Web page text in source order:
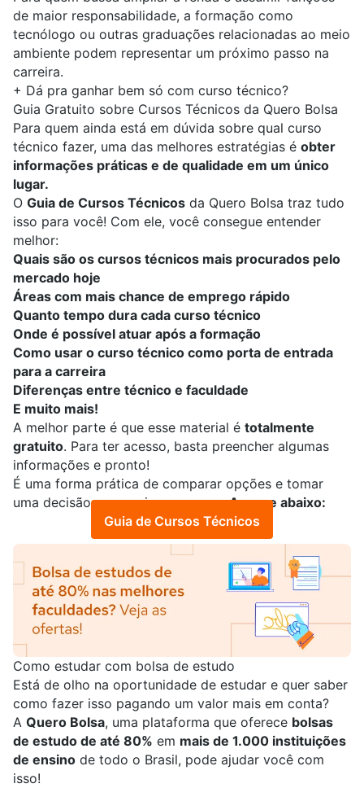
de maior responsabilidade, a formação como
tecnólogo ou outras graduações relacionadas ao meio
ambiente podem representar um próximo passo na
carreira.
+ Dá pra ganhar bem só com curso técnico?
Guia Gratuito sobre Cursos Técnicos da Quero Bolsa
Para quem ainda está em dúvida sobre qual curso
técnico fazer, uma das melhores estratégias é obter
informações práticas e de qualidade em um único
lugar.
O Guia de Cursos Técnicos da Quero Bolsa traz tudo
isso para você! Com ele, você consegue entender
melhor:
Quais são os cursos técnicos mais procurados pelo
mercado hoje
Áreas com mais chance de emprego rápido
Quanto tempo dura cada curso técnico
Onde é possível atuar após a formação
Como usar o curso técnico como porta de entrada
para a carreira
Diferenças entre técnico e faculdade
E muito mais!
A melhor parte é que esse material é totalmente
gratuito. Para ter acesso, basta preencher algumas
informações e pronto!
É uma forma prática de comparar opções e tomar
uma decisão com mais segurança.Acesse abaixo:
Guia de Cursos Técnicos
Como estudar com bolsa de estudo
Está de olho na oportunidade de estudar e quer saber
como fazer isso pagando um valor mais em conta?
A Quero Bolsa, uma plataforma que oferece bolsas
de estudo de até 80% em mais de 1.000 instituições
de ensino de todo o Brasil, pode ajudar você com
isso!